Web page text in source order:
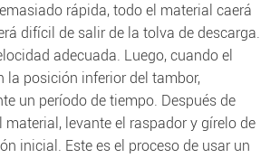
rápida, todo el material caerá
difícil de salir de la tolva de descarga.
adecuada. Luego, cuando el
la posición inferior del tambor,
un período de tiempo. Después de
material, levante el raspador y gírelo de
inicial. Este es el proceso de usar un